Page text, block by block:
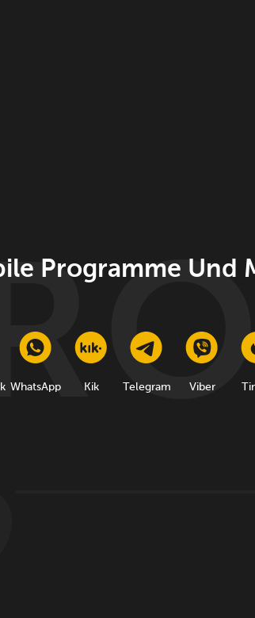
Programme Und
WhatsApp Kik Telegram Viber